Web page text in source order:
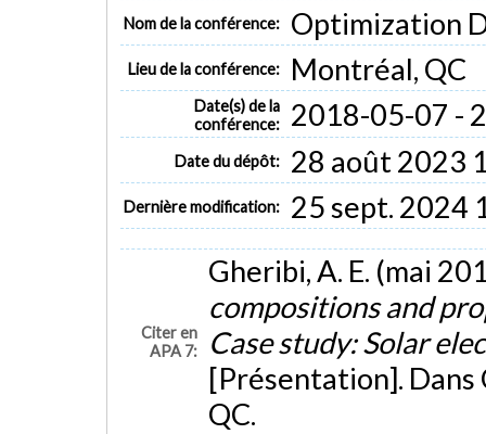
Nom de la conférence: Optimization
Lieu de la conférence: Montréal, QC
Date(s) de la
conférence:
2018-05-07 -
Date du dépôt: 28 août 2023
Dernière modification: 25 sept. 2024
Citer en
APA 7:
Gheribi, A. E. (mai
compositions and
Case study: Solar
[Présentation].
QC.